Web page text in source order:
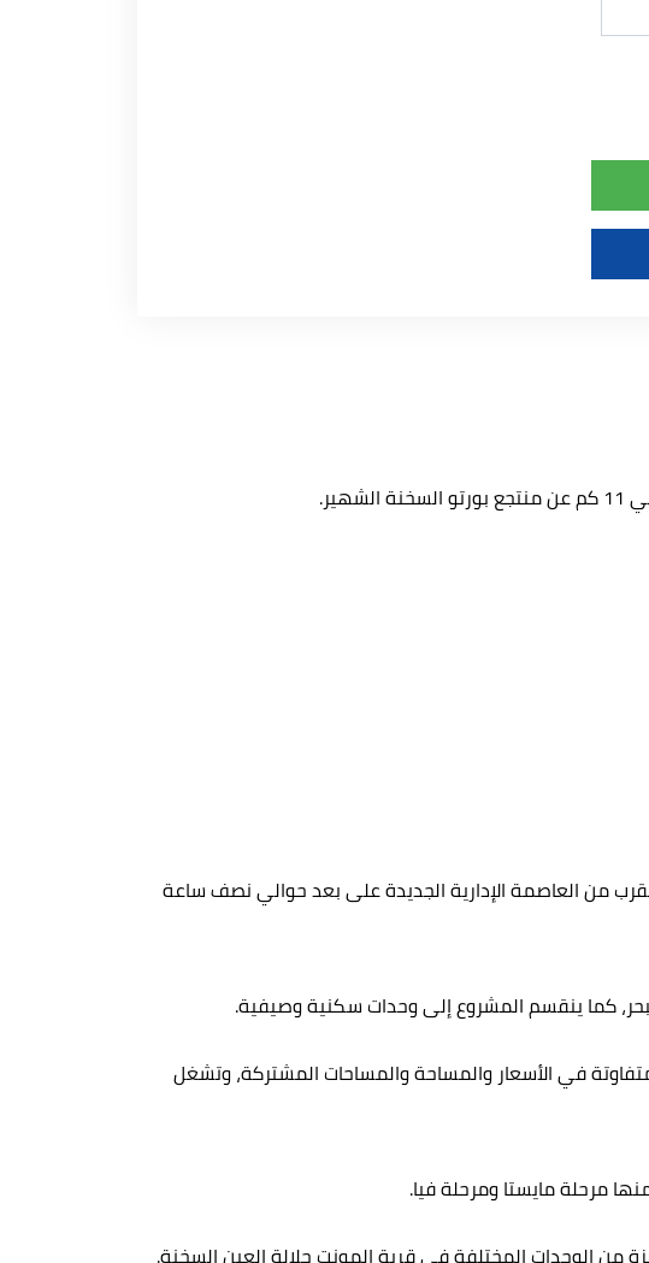
530 فدانًا، أي حوالي 2.2 مليون متر مربع، كما تقع بالقرب من العاصمة الإدارية الجديدة على بعد حوالي نصف ساعة
كما ينقسم المشروع إلى وحدات سكنية وصيفية.
في الأسعار والمساحة والمساحات المشتركة، وتشغل
مرحلة مايستا ومرحلة فيا.
الوحدات المختلفة في قرية المونت جلالة العين السخنة.